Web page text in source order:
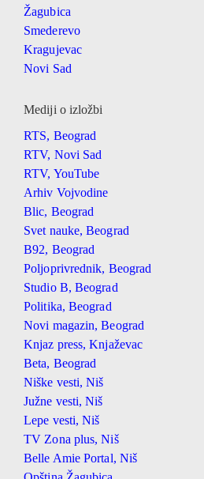
Žagubica
Smederevo
Kragujevac
Novi Sad
Mediji o izložbi
RTS, Beograd
RTV, Novi Sad
RTV, YouTube
Arhiv Vojvodine
Blic, Beograd
Svet nauke, Beograd
B92, Beograd
Poljoprivrednik, Beograd
Studio B, Beograd
Politika, Beograd
Novi magazin, Beograd
Knjaz press, Knjaževac
Beta, Beograd
Niške vesti, Niš
Južne vesti, Niš
Lepe vesti, Niš
TV Zona plus, Niš
Belle Amie Portal, Niš